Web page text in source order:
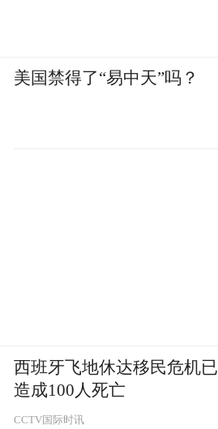
美国禁得了“易中天”吗？
西班牙飞地休达移民危机已
造成100人死亡
CCTV国际时讯